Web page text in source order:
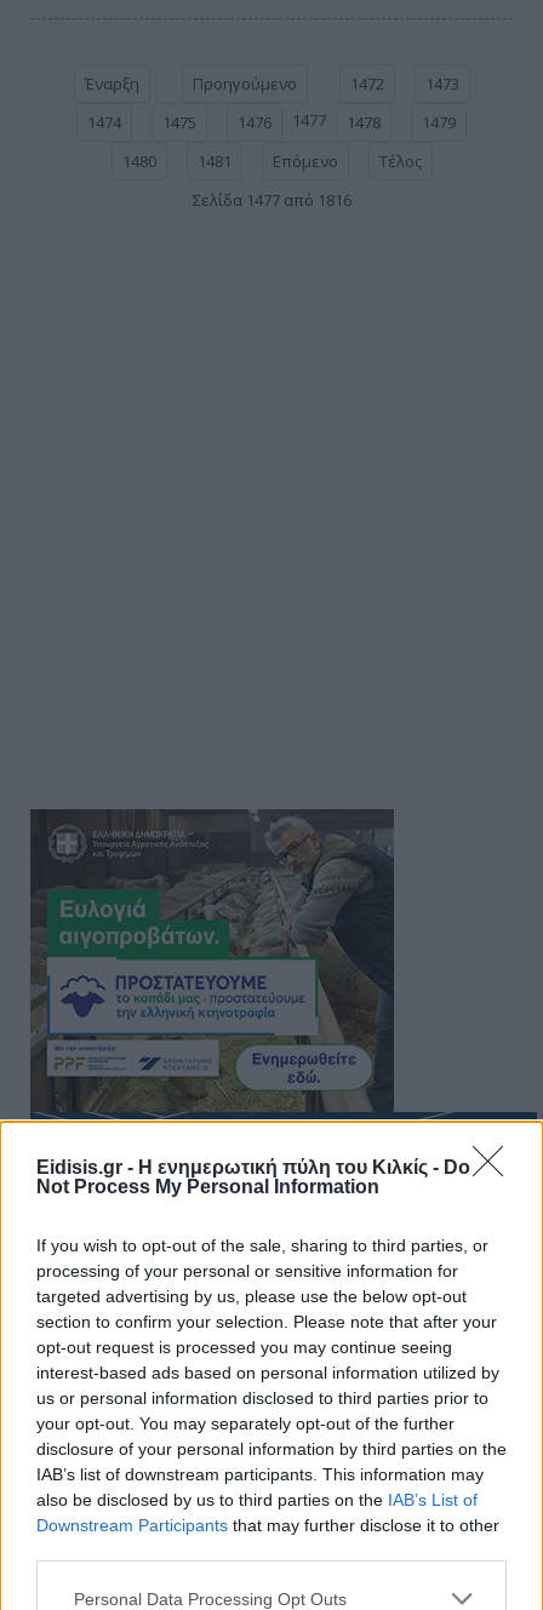
Eidisis.gr - Η ενημερωτική πύλη του Κιλκίς - Do
Not Process My Personal Information
If you wish to opt-out of the sale, sharing to third parties, or
processing of your personal or sensitive information for
targeted advertising by us, please use the below opt-out
section to confirm your selection. Please note that after your
opt-out request is processed you may continue seeing
interest-based ads based on personal information utilized by
us or personal information disclosed to third parties prior to
your opt-out. You may separately opt-out of the further
disclosure of your personal information by third parties on the
IAB’s list of downstream participants. This information may
also be disclosed by us to third parties on the IAB’s List of
Downstream Participants that may further disclose it to other
Personal Data Processing Opt Outs
Έναρξη Προηγούμενο 1472
1473
1474
1475 1476 1477 1478
1479
1480
1481 Επόμενο
Τέλος
Σελίδα 1477 από 1816
Πρωινή